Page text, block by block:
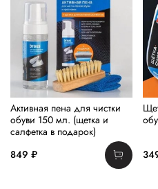
Активная пена для чистки
обуви 150 мл. (щетка и
салфетка в подарок)
849 ₽